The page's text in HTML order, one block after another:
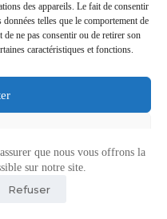
des appareils. Le fait de consentir
telles que le comportement de
ne pas consentir ou de retirer son
caractéristiques et fonctions.
de confidentialité
que nous vous offrons la
sur notre site.
Refuser